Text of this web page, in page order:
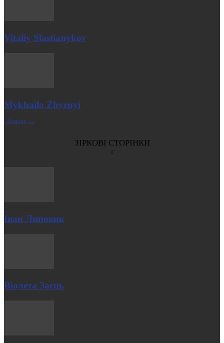
Vitaliy Slastianykov
Mykhailo Zhyrnyi
| Більше →
ЗІРКОВІ СТОРІНКИ
Іван Липовик
Віолета Заєць